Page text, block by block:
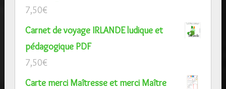
7,50€
Carnet de voyage IRLANDE ludique et
pédagogique PDF
7,50€
Carte merci Maîtresse et merci Maître